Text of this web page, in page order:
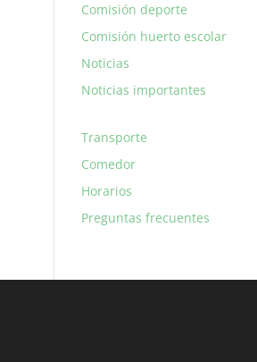
Comisión deporte
Comisión huerto escolar
Noticias
Noticias importantes
Transporte
Comedor
Horarios
Preguntas frecuentes